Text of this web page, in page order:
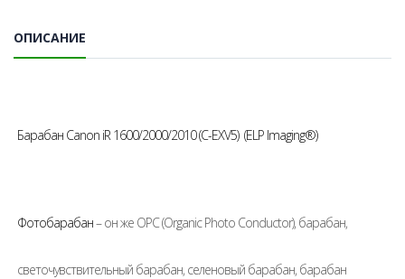
ОПИСАНИЕ
Барабан Canon iR 1600/2000/2010 (C-EXV5) (ELP Imaging®)
Фотобарабан– он же OPC (Organic Photo Conductor), барабан,
светочувствительный барабан, селеновый барабан, барабан